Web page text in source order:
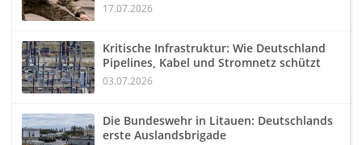
17.07.2026
Kritische Infrastruktur: Wie Deutschland
Pipelines, Kabel und Stromnetz schützt
03.07.2026
Die Bundeswehr in Litauen: Deutschlands
erste Auslandsbrigade